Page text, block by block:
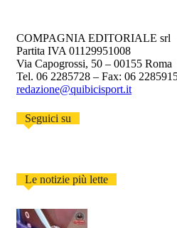
COMPAGNIA EDITORIALE srl
Partita IVA 01129951008
Via Capogrossi, 50 – 00155 Roma
Tel. 06 2285728 – Fax: 06
redazione@quibicisport.it
Seguici su
Le notizie più lette